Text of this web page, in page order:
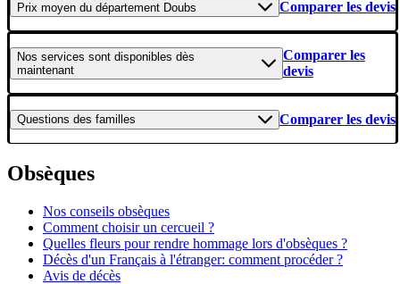
Prix moyen du département Doubs Comparer les devis
Nos services sont disponibles dès
maintenant
Comparer les
devis
Questions des familles Comparer les devis
Obsèques
Nos conseils obsèques
Comment choisir un cercueil ?
Quelles fleurs pour rendre hommage lors d'obsèques ?
Décès d'un Français à l'étranger: comment procéder ?
Avis de décès